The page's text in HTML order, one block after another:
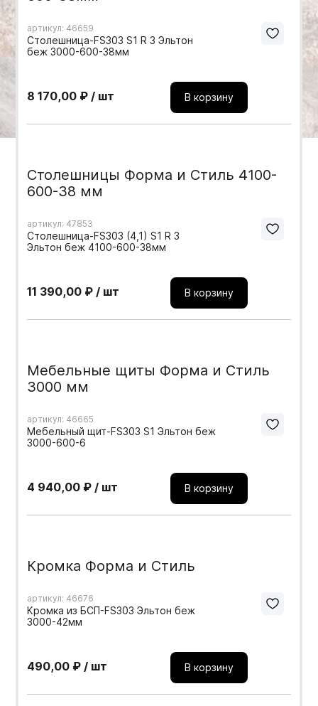
артикул: 46659
Столешница-FS303 S1 R 3 Эльтон
беж 3000-600-38мм
8 170,00 ₽ / шт В корзину
Столешницы Форма и Стиль 4100-
600-38 мм
артикул: 47853
Столешница-FS303 (4,1) S1 R 3
Эльтон беж 4100-600-38мм
11 390,00 ₽ / шт В корзину
Мебельные щиты Форма и Стиль
3000 мм
артикул: 46665
Мебельный щит-FS303 S1 Эльтон беж
3000-600-6
4 940,00 ₽ / шт В корзину
Кромка Форма и Стиль
артикул: 46676
Кромка из БСП-FS303 Эльтон беж
3000-42мм
490,00 ₽ / шт В корзину